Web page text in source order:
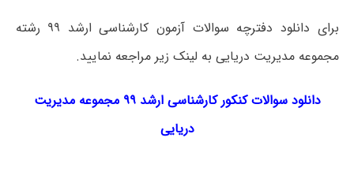
برای دانلود دفترچه سوالات آزمون کارشناسی ارشد ۹۹ رشته
مجموعه مدیریت دریایی به لینک زیر مراجعه نمایید.
دانلود سوالات کنکور کارشناسی ارشد ۹۹ مجموعه مدیریت
دریایی